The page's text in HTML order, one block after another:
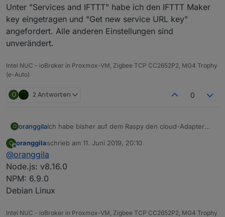
Unter "Services and IFTTT" habe ich den IFTTT Maker
key eingetragen und "Get new service URL key"
angefordert. Alle anderen Einstellungen sind
unverändert.
Intel NUC - ioBroker in Proxmox-VM, Zigbee TCP CC2652P2, MG4 Trophy
(e-Auto)
O 2 Antworten 0
O oranggilaIch habe bisher auf dem Raspy den cloud-Adapter
und alle Adapter laufen, nur der cloud-Adapter bleibt
gelb. Hier im Forum habe ich erfahren, das jetzt der
iot-Adapter genutzt werden soll. Also cloud-Adapter
gelb. Hier das log:
O oranggilaschrieb am 11. Juni 2019, 20:10
zuletzt editiert von
@oranggila
Node.js: v8.16.0
NPM: 6.9.0
Debian Linux
Intel NUC - ioBroker in Proxmox-VM, Zigbee TCP CC2652P2, MG4 Trophy